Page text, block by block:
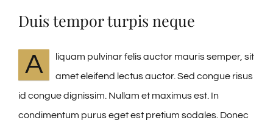
Duis tempor turpis neque
A
liquam pulvinar felis auctor mauris semper, sit
amet eleifend lectus auctor. Sed congue risus
id congue dignissim. Nullam et maximus est. In
condimentum purus eget est pretium sodales. Donec